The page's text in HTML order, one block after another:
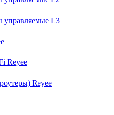
управляемые L3
Reyee
Reyee